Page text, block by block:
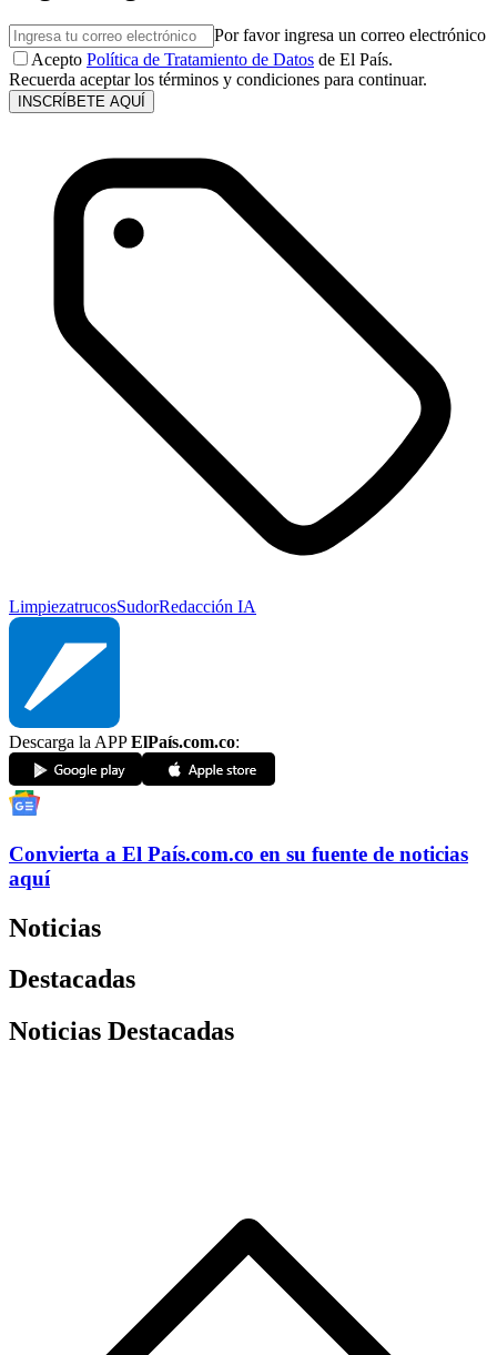
Por favor ingresa un correo electrónico
Acepto Política de Tratamiento de Datos de El País.
Recuerda aceptar los términos y condiciones para continuar.
INSCRÍBETE AQUÍ
LimpiezatrucosSudorRedacción IA
Descarga la APPElPaís.com.co:
Convierta a El País.com.co en su fuente de noticias
aquí
Noticias
Destacadas
Noticias Destacadas